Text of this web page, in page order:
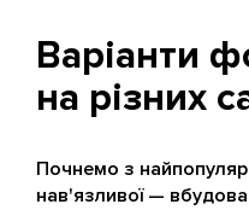
Варіанти
на різних
Почнемо з
нав'язливої —